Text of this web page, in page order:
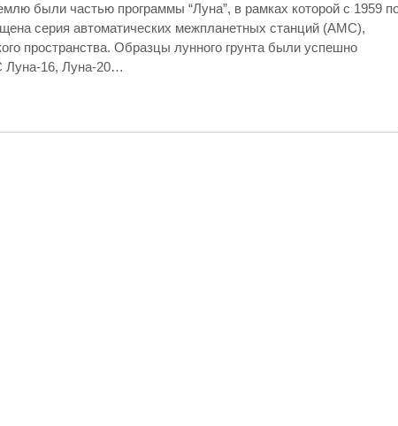
были частью программы “Луна”, в рамках которой с 1959
серия автоматических межпланетных станций (АМС),
пространства. Образцы лунного грунта были успешно
16, Луна-20…